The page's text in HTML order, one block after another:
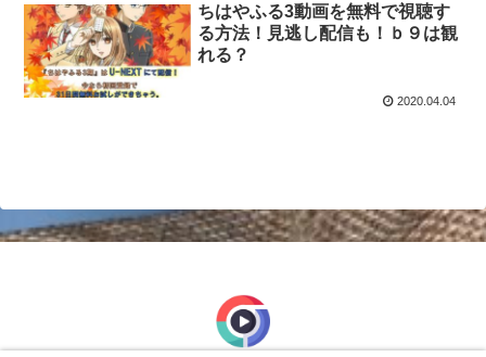
ちはやふる3動画を無料で視聴す
る方法！見逃し配信も！ｂ９は観
れる？
2020.04.04